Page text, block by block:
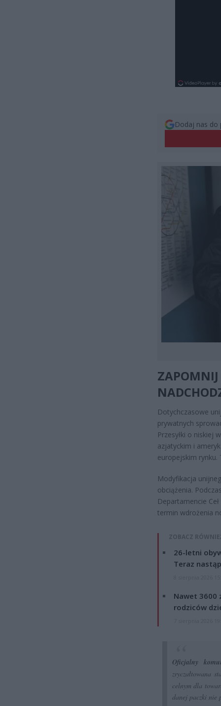
Dodaj nas do
ZAPOMNIJ
Dotychczasowe
prywatnych
Przesyłki o niskiej
azjatyckim i
europejskim rynku.
Modyfikacja
obciążenia.
Departamencie
termin wdrożenia
ZOBACZ
26-letni
Teraz
Nawet 3600
rodziców
Oficjalny
zryczałtowana
celnym dla
danej paczki nie